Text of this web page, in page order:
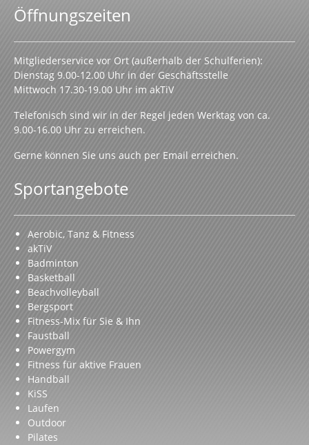
Öffnungszeiten
Mitgliederservice vor Ort (außerhalb der Schulferien):
Dienstag 9.00-12.00 Uhr in der Geschäftsstelle
Mittwoch 17.30-19.00 Uhr im akTiV
Telefonisch sind wir in der Regel jeden Werktag von ca.
9.00-16.00 Uhr zu erreichen.
Gerne können Sie uns auch per Email erreichen.
Sportangebote
Aerobic, Tanz & Fitness
akTiV
Badminton
Basketball
Beachvolleyball
Bergsport
Fitness-Mix für Sie & Ihn
Faustball
Powergym
Fitness für aktive Frauen
Handball
KiSS
Laufen
Outdoor
Pilates